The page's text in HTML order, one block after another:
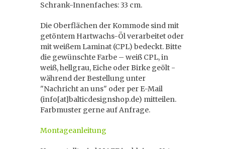
Schrank-Innenfaches: 33 cm.
Die Oberflächen der Kommode sind mit
getöntem Hartwachs-Öl verarbeitet oder
mit weißem Laminat (CPL) bedeckt. Bitte
die gewünschte Farbe – weiß CPL, in
weiß, hellgrau, Eiche oder Birke geölt -
während der Bestellung unter
"Nachricht an uns" oder per E-Mail
(info[at]balticdesignshop.de) mitteilen.
Farbmuster gerne auf Anfrage.
Montageanleitung